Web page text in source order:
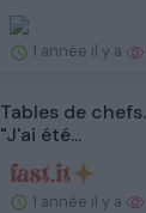
1 année il y a
Tables de
"J'ai été...
1 année il y a